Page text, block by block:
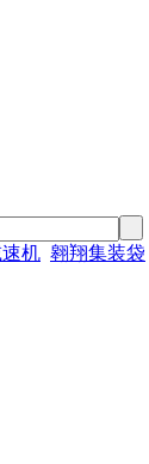
机 翱翔集装袋